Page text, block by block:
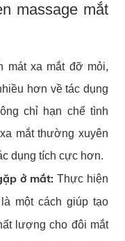
massage mắt
mát xa mắt đỡ mỏi,
hơn về tác dụng
chỉ hạn chế tình
mắt thường xuyên
dụng tích cực hơn.
ở mắt:Thực hiện
một cách giúp tạo
lượng cho đôi mắt